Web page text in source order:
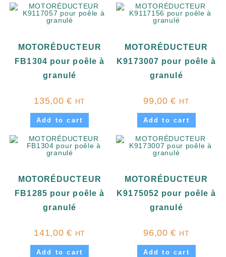
MOTORÉDUCTEUR
FB1304 pour poêle à
granulé
135,00€ HT
Add to cart
MOTORÉDUCTEUR
K9173007 pour poêle à
granulé
99,00€ HT
Add to cart
MOTORÉDUCTEUR
FB1285 pour poêle à
granulé
141,00€ HT
Add to cart
MOTORÉDUCTEUR
K9175052 pour poêle à
granulé
96,00€ HT
Add to cart